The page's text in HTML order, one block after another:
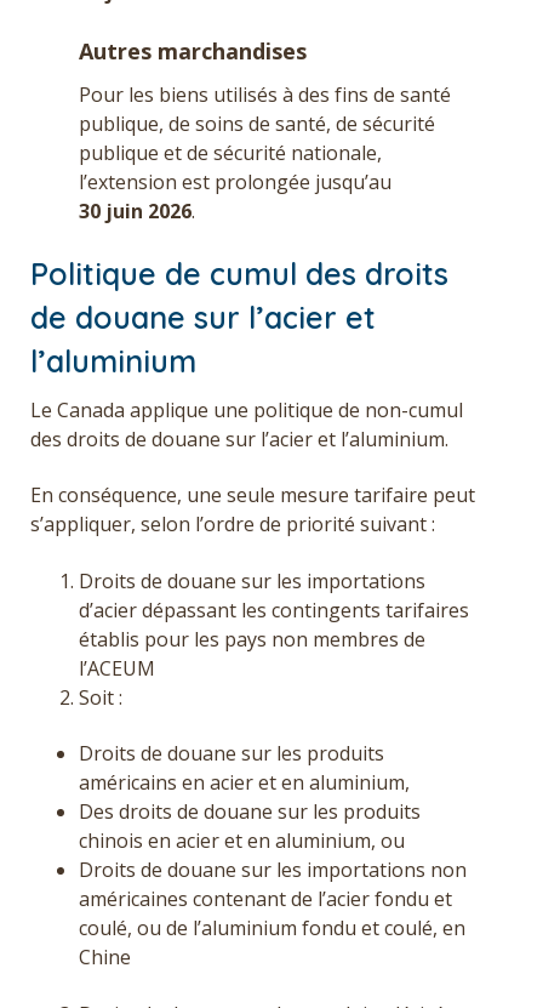
Autres marchandises
Pour les biens utilisés à des fins de santé
publique, de soins de santé, de sécurité
publique et de sécurité nationale,
l’extension est prolongée jusqu’au
30 juin 2026.
Politique de cumul des droits
de douane sur l’acier et
l’aluminium
Le Canada applique une politique de non-cumul
des droits de douane sur l’acier et l’aluminium.
En conséquence, une seule mesure tarifaire peut
s’appliquer, selon l’ordre de priorité suivant :
Droits de douane sur les importations
d’acier dépassant les contingents tarifaires
établis pour les pays non membres de
l’ACEUM
Soit :
Droits de douane sur les produits
américains en acier et en aluminium,
Des droits de douane sur les produits
chinois en acier et en aluminium, ou
Droits de douane sur les importations non
américaines contenant de l’acier fondu et
coulé, ou de l’aluminium fondu et coulé, en
Chine